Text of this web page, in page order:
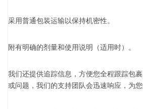
采用普通包装运输以保持机密性。
附有明确的剂量和使用说明（适用时）。
我们还提供追踪信息，方便您全程跟踪包
或问题，我们的支持团队会迅速响应，为您